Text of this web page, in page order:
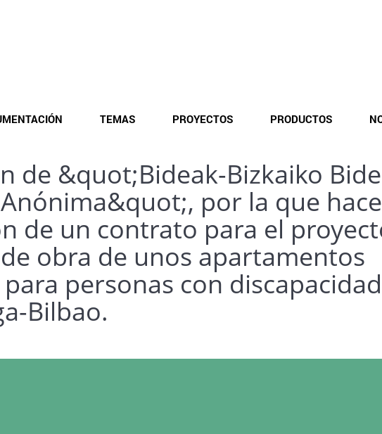
TEMAS PROYECTOS PRODUCTOS
de &quot;Bideak-Bizkaiko
por la que
de un contrato para el
obra de unos apartamentos
personas con
Bilbao.